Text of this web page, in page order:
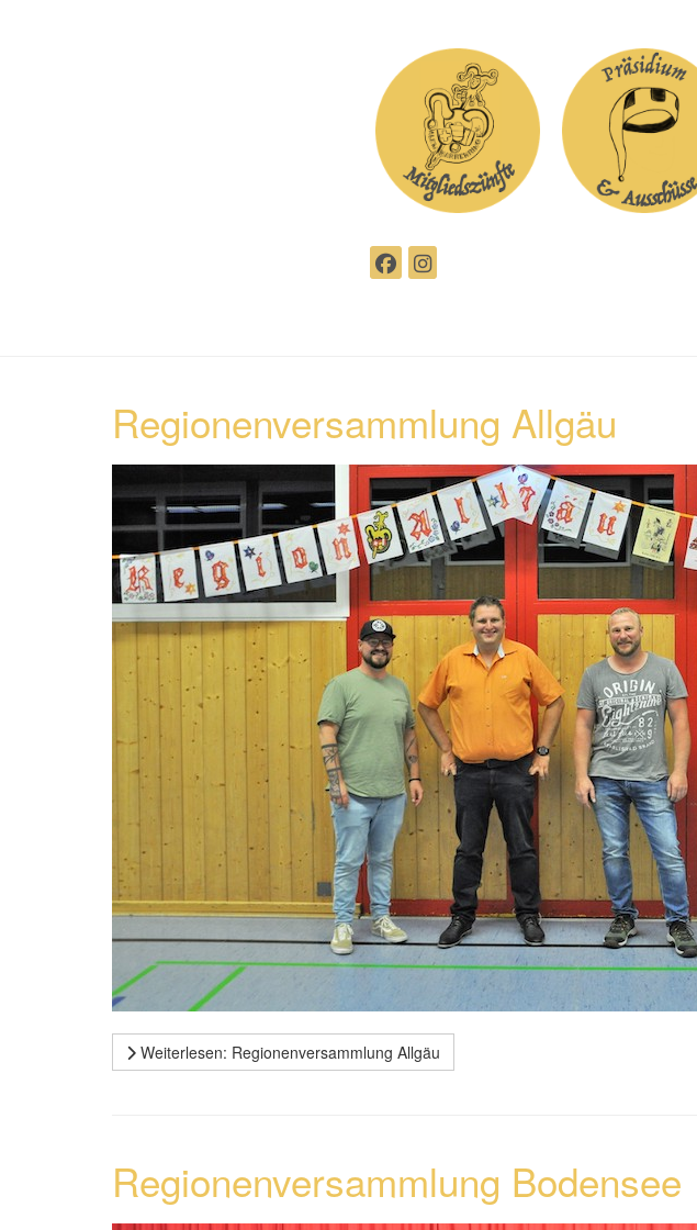
Regionenversammlung Allgäu
Weiterlesen: Regionenversammlung Allgäu
Regionenversammlung Bodensee